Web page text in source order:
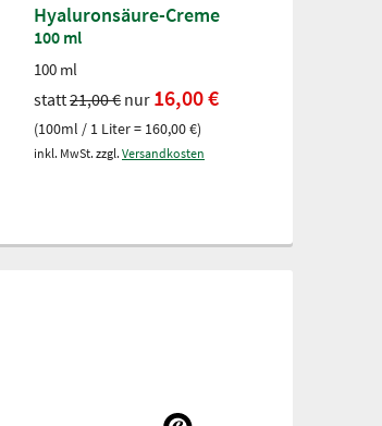
Hyaluronsäure-Creme
100 ml
100 ml
statt21,00 € nur 16,00 €
(100ml / 1 Liter = 160,00 €)
inkl. MwSt. zzgl. Versandkosten